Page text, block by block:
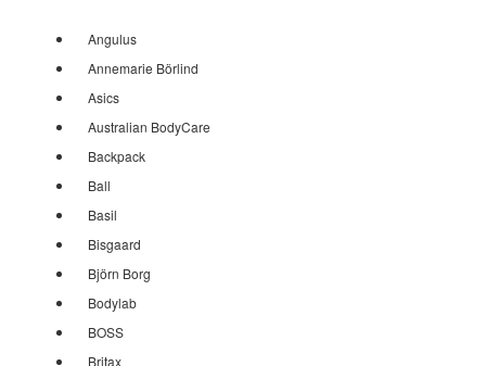
Angulus
Annemarie Börlind
Asics
Australian BodyCare
Backpack
Ball
Basil
Bisgaard
Björn Borg
Bodylab
BOSS
Britax